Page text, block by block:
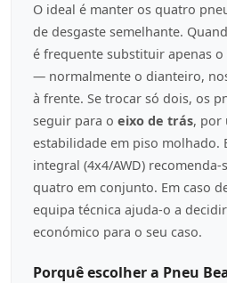
O ideal é manter os quatro
de desgaste semelhante.
é frequente substituir apenas
— normalmente o dianteiro,
à frente. Se trocar só dois, os
seguir para o eixo de trás, por
estabilidade em piso molhado.
integral (4x4/AWD)
quatro em conjunto. Em caso
equipa técnica ajuda-o a
económico para o seu caso.
Porquê escolher a Pneu